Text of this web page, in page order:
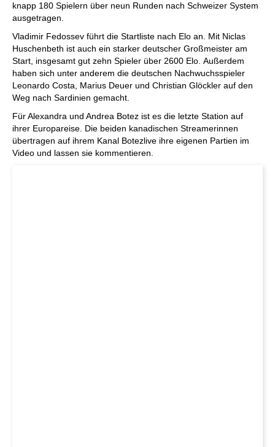
knapp 180 Spielern über neun Runden nach Schweizer System
ausgetragen.
Vladimir Fedossev führt die Startliste nach Elo an. Mit Niclas
Huschenbeth ist auch ein starker deutscher Großmeister am
Start, insgesamt gut zehn Spieler über 2600 Elo. Außerdem
haben sich unter anderem die deutschen Nachwuchsspieler
Leonardo Costa, Marius Deuer und Christian Glöckler auf den
Weg nach Sardinien gemacht.
Für Alexandra und Andrea Botez ist es die letzte Station auf
ihrer Europareise. Die beiden kanadischen Streamerinnen
übertragen auf ihrem Kanal Botezlive ihre eigenen Partien im
Video und lassen sie kommentieren.